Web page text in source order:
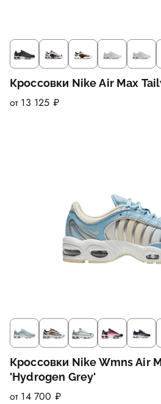
Кроссовки Nike Air Max
от 13 125 ₽
Кроссовки Nike Wmns Air
'Hydrogen Grey'
от 14 700 ₽